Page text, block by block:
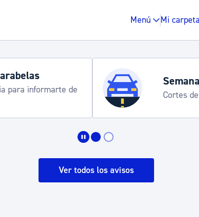
Menú Mi carpeta
Espacio público,
para informarte de
Cortes
Ver todos los avisos